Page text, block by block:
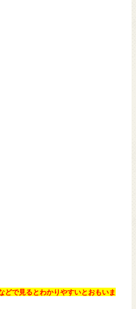
どで見るとわかりやすいとおもいま